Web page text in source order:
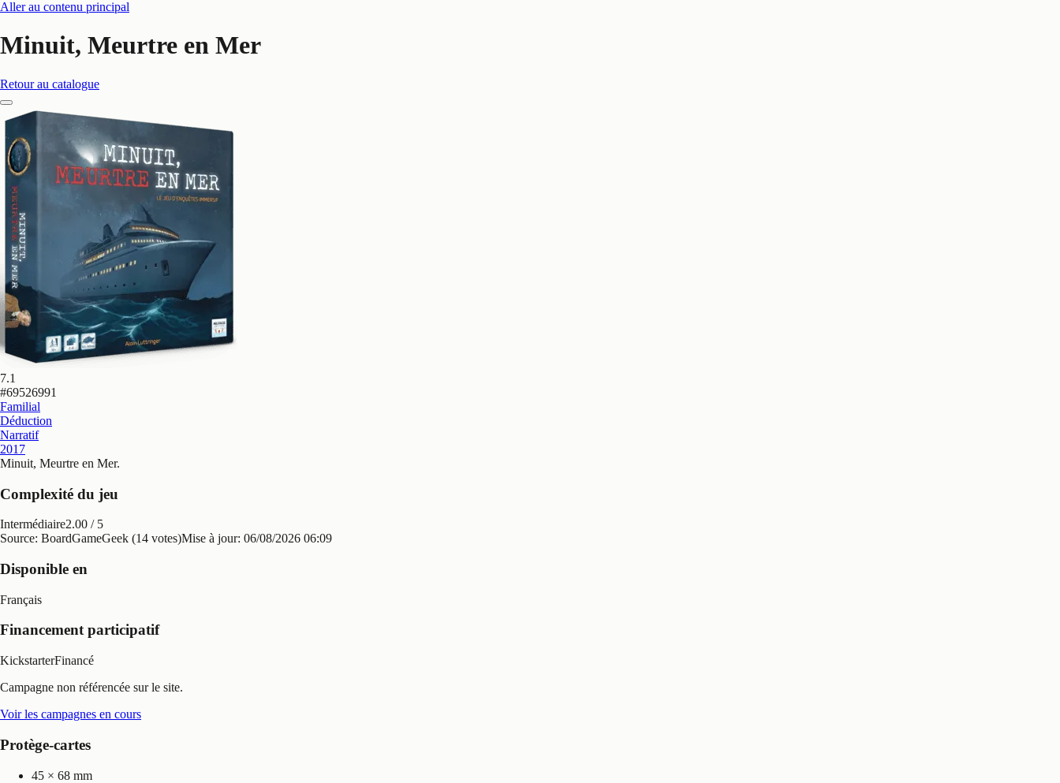
Aller au contenu principal
Minuit, Meurtre en Mer
Retour au catalogue
7.1
#69526991
Familial
Déduction
Narratif
2017
Minuit, Meurtre en Mer.
Complexité du jeu
Intermédiaire2.00 / 5
Source: BoardGameGeek (14 votes)Mise à jour: 06/08/2026 06:09
Disponible en
Français
Financement participatif
KickstarterFinancé
Campagne non référencée sur le site.
Voir les campagnes en cours
Protège-cartes
45 × 68 mm